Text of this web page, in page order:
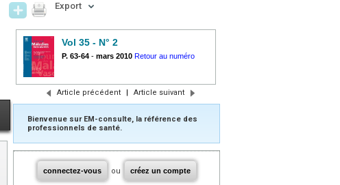
Export
Vol 35 - N° 2
P. 63-64 - mars 2010 Retour au numéro
Article précédent | Article suivant
Bienvenue sur EM-consulte, la référence des
professionnels de santé.
connectez-vous ou créez un compte